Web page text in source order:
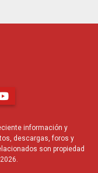
información y
descargas, foros y
son propiedad